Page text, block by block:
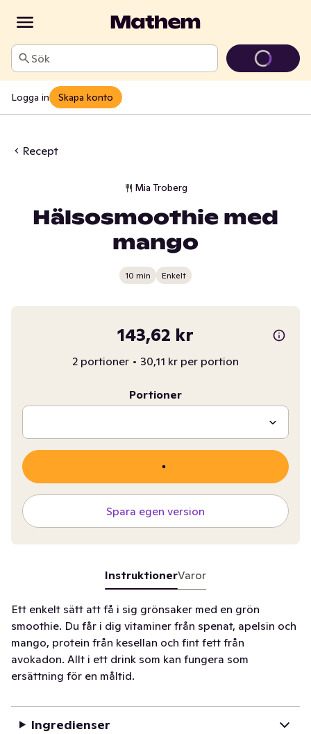
Sök
Logga in Skapa konto
Recept
Mia Troberg
Hälsosmoothie med
mango
10 min Enkelt
143,62 kr
2 portioner • 30,11 kr per portion
Portioner
Spara egen version
InstruktionerVaror
Ett enkelt sätt att få i sig grönsaker med en grön
smoothie. Du får i dig vitaminer från spenat, apelsin och
mango, protein från kesellan och fint fett från
avokadon. Allt i ett drink som kan fungera som
ersättning för en måltid.
Ingredienser